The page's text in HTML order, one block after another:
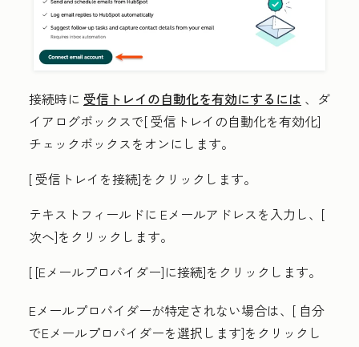
接続時に 受信トレイの自動化を有効にするには 、ダ
イアログボックスで[ 受信トレイの自動化を有効化]
チェックボックスをオンにします。
[ 受信トレイを接続]をクリックします。
テキストフィールドに Eメールアドレスを入力し、[
次へ]をクリックします。
[ [Eメールプロバイダー]に接続]をクリックします。
Eメールプロバイダーが特定されない場合は、[ 自分
でEメールプロバイダーを選択します]をクリックし